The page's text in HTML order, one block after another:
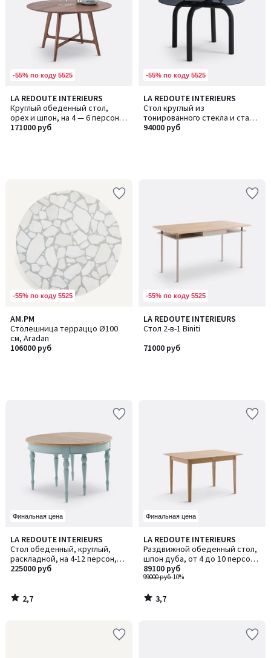
-55% по коду 5525
LA REDOUTE INTERIEURS
Круглый обеденный стол,
орех и шпон, на 4 — 6 персон,
LARSEN / ЛАРСЕН
171000 руб
-55% по коду 5525
LA REDOUTE INTERIEURS
Стол круглый из
тонированного стекла и стали
на четыре персоны, Polly
94000 руб
-55% по коду 5525
AM.PM
Столешница терраццо Ø100
см, Aradan
106000 руб
-55% по коду 5525
LA REDOUTE INTERIEURS
Стол 2-в-1 Biniti
71000 руб
Финальная цена
LA REDOUTE INTERIEURS
Стол обеденный, круглый,
раскладной, на 4-12 персон,
ANGUSTA / АНГУСТА
225000 руб
2,7
/ 5
2,7
/
Финальная цена
LA REDOUTE INTERIEURS
Раздвижной обеденный стол,
шпон дуба, от 4 до 10 персон,
TIOGA / ТИОГА
99000 руб-10%
89100 руб
3,7
/ 5
3,7
/